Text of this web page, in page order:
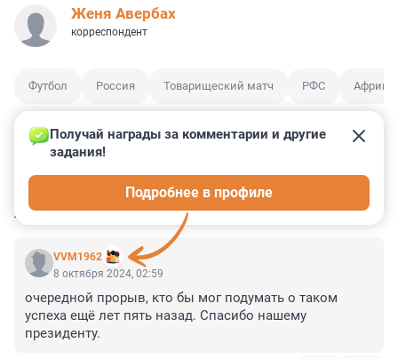
Женя Авербах
корреспондент
Футбол Россия Товарищеский матч РФС Африка
КОММЕНТАРИИ 16
VVM1962
Получай награды за комментарии и другие
задания!
Подробнее в профиле
8 октября 2024, 02:59
очередной прорыв, кто бы мог подумать о таком
успеха ещё лет пять назад. Спасибо нашему
президенту.